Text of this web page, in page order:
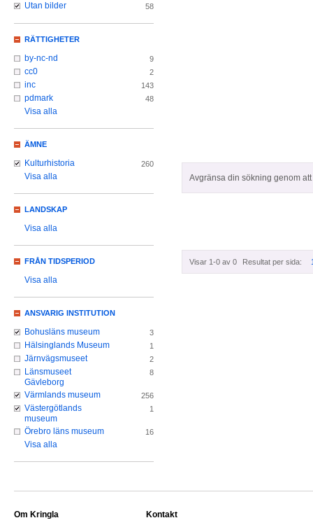
Avgränsa din sökning genom
Visar 1-0 av 0 Resultat per sida:
Utan bilder 58
RÄTTIGHETER
by-nc-nd 9
cc0 2
inc 143
pdmark 48
Visa alla
ÄMNE
Kulturhistoria 260
Visa alla
LANDSKAP
Visa alla
FRÅN TIDSPERIOD
Visa alla
ANSVARIG INSTITUTION
Bohusläns museum 3
Hälsinglands Museum 1
Järnvägsmuseet 2
Länsmuseet
Gävleborg
8
Värmlands museum 256
Västergötlands
museum
1
Örebro läns museum 16
Visa alla
Om Kringla
Kontakt